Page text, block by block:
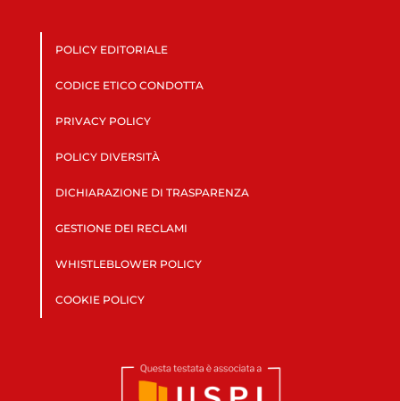
POLICY EDITORIALE
CODICE ETICO CONDOTTA
PRIVACY POLICY
POLICY DIVERSITÀ
DICHIARAZIONE DI TRASPARENZA
GESTIONE DEI RECLAMI
WHISTLEBLOWER POLICY
COOKIE POLICY